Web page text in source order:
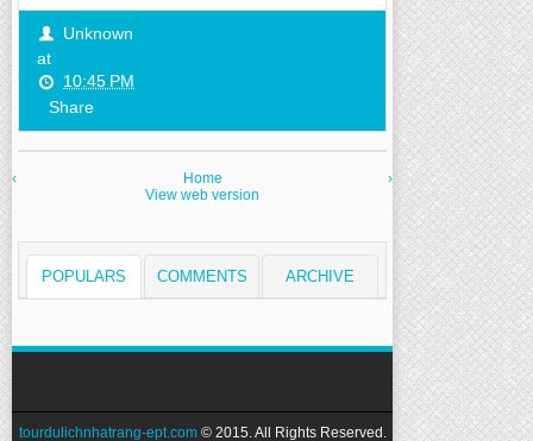
Unknown
at
10:45 PM
Share
‹ ›
Home
View web version
POPULARS COMMENTS ARCHIVE
tourdulichnhatrang-ept.com© 2015. All Rights Reserved.